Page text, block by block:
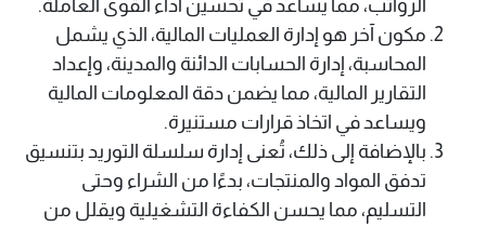
الرواتب، مما يساعد في تحسين أداء القوى العاملة.
مكون آخر هو إدارة العمليات المالية، الذي يشمل
المحاسبة، إدارة الحسابات الدائنة والمدينة، وإعداد
التقارير المالية، مما يضمن دقة المعلومات المالية
ويساعد في اتخاذ قرارات مستنيرة.
بالإضافة إلى ذلك، تُعنى إدارة سلسلة التوريد بتنسيق
تدفق المواد والمنتجات، بدءًا من الشراء وحتى
التسليم، مما يحسن الكفاءة التشغيلية ويقلل من